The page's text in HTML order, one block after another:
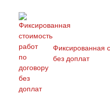
Фиксированная
без доплат